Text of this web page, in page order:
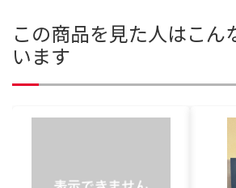
この商品を見た人はこん
います